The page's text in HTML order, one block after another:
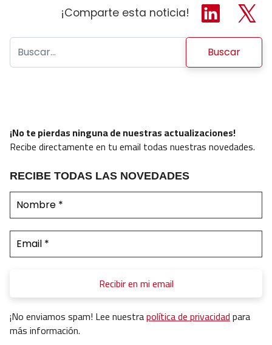
¡Comparte esta noticia!
Buscar:
¡No te pierdas ninguna de nuestras actualizaciones!
Recibe directamente en tu email todas nuestras novedades.
RECIBE TODAS LAS NOVEDADES
¡No enviamos spam! Lee nuestrapolítica de privacidadpara
más información.